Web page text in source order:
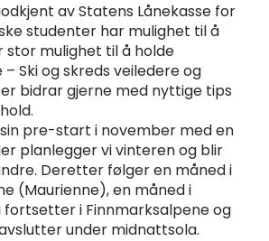
av Statens Lånekasse for
studenter har mulighet til å
stor mulighet til å holde
Ski og skreds veiledere og
bidrar gjerne med nyttige tips
pre-start i november med en
planlegger vi vinteren og blir
Deretter følger en måned i
(Maurienne), en måned i
fortsetter i Finnmarksalpene og
under midnattsola.